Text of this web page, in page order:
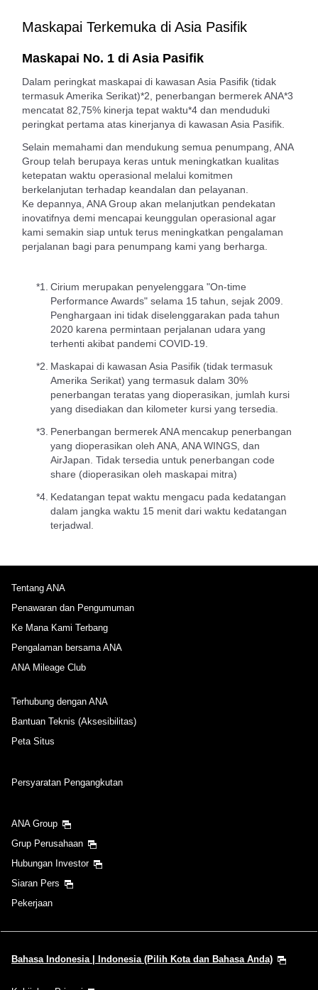
Maskapai Terkemuka di Asia Pasifik
Maskapai No. 1 di Asia Pasifik
Dalam peringkat maskapai di kawasan Asia Pasifik (tidak
termasuk Amerika Serikat)*2, penerbangan bermerek ANA*3
mencatat 82,75% kinerja tepat waktu*4 dan menduduki
peringkat pertama atas kinerjanya di kawasan Asia Pasifik.
Selain memahami dan mendukung semua penumpang, ANA
Group telah berupaya keras untuk meningkatkan kualitas
ketepatan waktu operasional melalui komitmen
berkelanjutan terhadap keandalan dan pelayanan.
Ke depannya, ANA Group akan melanjutkan pendekatan
inovatifnya demi mencapai keunggulan operasional agar
kami semakin siap untuk terus meningkatkan pengalaman
perjalanan bagi para penumpang kami yang berharga.
*1.
Cirium merupakan penyelenggara "On-time
Performance Awards" selama 15 tahun, sejak 2009.
Penghargaan ini tidak diselenggarakan pada tahun
2020 karena permintaan perjalanan udara yang
terhenti akibat pandemi COVID-19.
*2. Maskapai di kawasan Asia Pasifik (tidak termasuk
Amerika Serikat) yang termasuk dalam 30%
penerbangan teratas yang dioperasikan, jumlah kursi
yang disediakan dan kilometer kursi yang tersedia.
*3. Penerbangan bermerek ANA mencakup penerbangan
yang dioperasikan oleh ANA, ANA WINGS, dan
AirJapan. Tidak tersedia untuk penerbangan code
share (dioperasikan oleh maskapai mitra)
*4. Kedatangan tepat waktu mengacu pada kedatangan
dalam jangka waktu 15 menit dari waktu kedatangan
terjadwal.
Tentang ANA
Penawaran dan Pengumuman
Ke Mana Kami Terbang
Pengalaman bersama ANA
ANA Mileage Club
Terhubung dengan ANA
Bantuan Teknis (Aksesibilitas)
Peta Situs
Persyaratan Pengangkutan
ANA Group
Grup Perusahaan
Hubungan Investor
Siaran Pers
Pekerjaan
Bahasa Indonesia | Indonesia (Pilih Kota dan Bahasa Anda)